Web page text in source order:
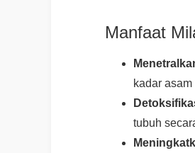
Manfaat
kadar
tubuh